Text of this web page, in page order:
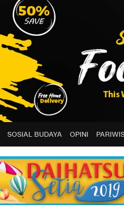
SOSIAL BUDAYA OPINI